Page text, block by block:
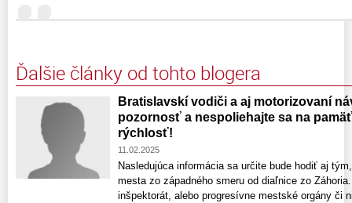
Ďalšie články od tohto blogera
Bratislavskí vodiči a aj motorizovaní
pozornosť a nespoliehajte sa na
rýchlosť!
11.02.2025
Nasledujúca informácia sa určite bude hodiť aj
mesta zo západného smeru od diaľnice zo
inšpektorát, alebo progresívne mestské orgány či